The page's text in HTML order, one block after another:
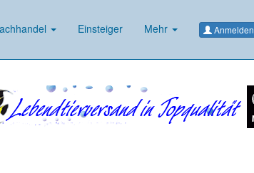
Einsteiger Mehr Anmelden